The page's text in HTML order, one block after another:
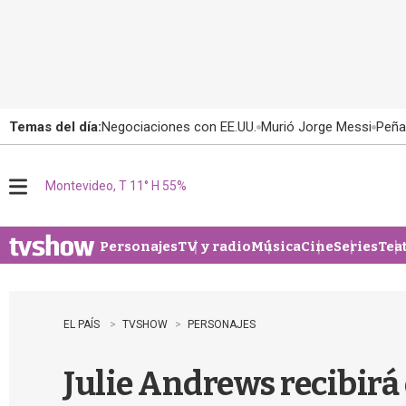
Temas del día:Negociaciones con EE.UU. Murió Jorge Messi
u
Montevideo, T 11° H 55%
PersonajesTV y radioMúsicaCineSeries
EL PAÍS TVSHOW PERSONAJES
Julie Andrews